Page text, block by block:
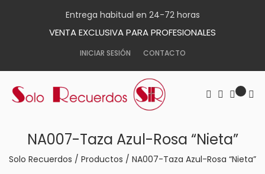
Entrega habitual en 24-72 horas
VENTA EXCLUSIVA PARA PROFESIONALES
INICIAR SESIÓN CONTACTO
NA007-Taza Azul-Rosa “Nieta”
Solo Recuerdos / Productos / NA007-Taza Azul-Rosa “Nieta”